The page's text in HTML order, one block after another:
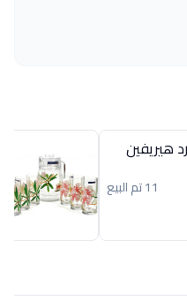
11 تم البيع